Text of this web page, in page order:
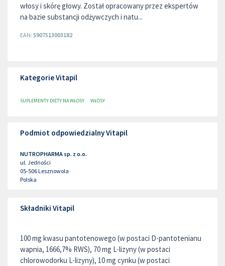
włosy i skórę głowy. Został opracowany przez ekspertów
na bazie substancji odżywczych i natu...
EAN: 5907513003182
Kategorie Vitapil
SUPLEMENTY DIETY NA WŁOSY WŁOSY
Podmiot odpowiedzialny Vitapil
NUTROPHARMA sp. z o.o.
ul. Jedności
05-506Lesznowola
Polska
Składniki Vitapil
100 mg kwasu pantotenowego (w postaci D-pantotenianu
wapnia, 1666,7% RWS), 70 mg L-lizyny (w postaci
chlorowodorku L-lizyny), 10 mg cynku (w postaci